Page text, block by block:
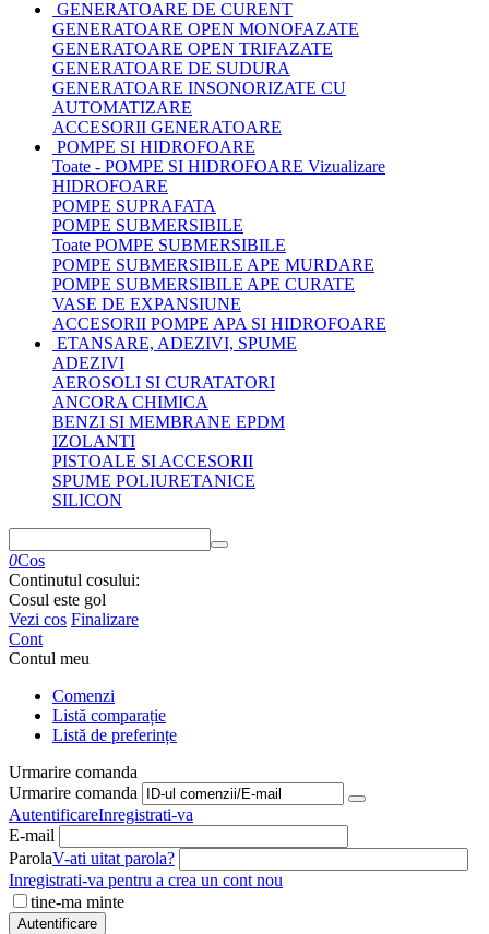
GENERATOARE DE CURENT
GENERATOARE OPEN MONOFAZATE
GENERATOARE OPEN TRIFAZATE
GENERATOARE DE SUDURA
GENERATOARE INSONORIZATE CU
AUTOMATIZARE
ACCESORII GENERATOARE
POMPE SI HIDROFOARE
Toate - POMPE SI HIDROFOARE Vizualizare
HIDROFOARE
POMPE SUPRAFATA
POMPE SUBMERSIBILE
Toate POMPE SUBMERSIBILE
POMPE SUBMERSIBILE APE MURDARE
POMPE SUBMERSIBILE APE CURATE
VASE DE EXPANSIUNE
ACCESORII POMPE APA SI HIDROFOARE
ETANSARE, ADEZIVI, SPUME
ADEZIVI
AEROSOLI SI CURATATORI
ANCORA CHIMICA
BENZI SI MEMBRANE EPDM
IZOLANTI
PISTOALE SI ACCESORII
SPUME POLIURETANICE
SILICON
0Cos
Continutul cosului:
Cosul este gol
Vezi cos Finalizare
Cont
Contul meu
Comenzi
Listă comparație
Listă de preferințe
Urmarire comanda
Urmarire comanda
AutentificareInregistrati-va
E-mail
ParolaV-ati uitat parola?
Inregistrati-va pentru a crea un cont nou
tine-ma minte
Autentificare